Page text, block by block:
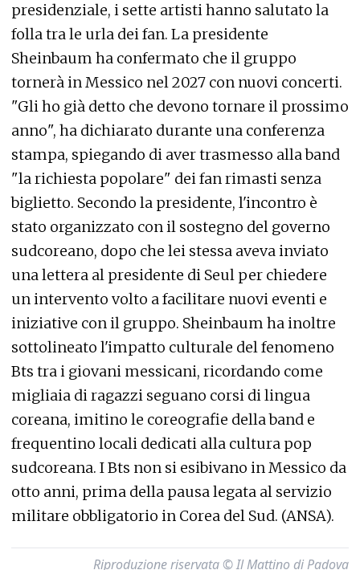
presidenziale, i sette artisti hanno salutato la
folla tra le urla dei fan. La presidente
Sheinbaum ha confermato che il gruppo
tornerà in Messico nel 2027 con nuovi concerti.
"Gli ho già detto che devono tornare il prossimo
anno", ha dichiarato durante una conferenza
stampa, spiegando di aver trasmesso alla band
"la richiesta popolare" dei fan rimasti senza
biglietto. Secondo la presidente, l'incontro è
stato organizzato con il sostegno del governo
sudcoreano, dopo che lei stessa aveva inviato
una lettera al presidente di Seul per chiedere
un intervento volto a facilitare nuovi eventi e
iniziative con il gruppo. Sheinbaum ha inoltre
sottolineato l'impatto culturale del fenomeno
Bts tra i giovani messicani, ricordando come
migliaia di ragazzi seguano corsi di lingua
coreana, imitino le coreografie della band e
frequentino locali dedicati alla cultura pop
sudcoreana. I Bts non si esibivano in Messico da
otto anni, prima della pausa legata al servizio
militare obbligatorio in Corea del Sud. (ANSA).
Riproduzione riservata © Il Mattino di Padova